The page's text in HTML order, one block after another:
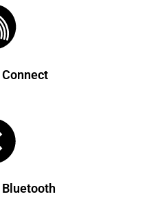
Connect